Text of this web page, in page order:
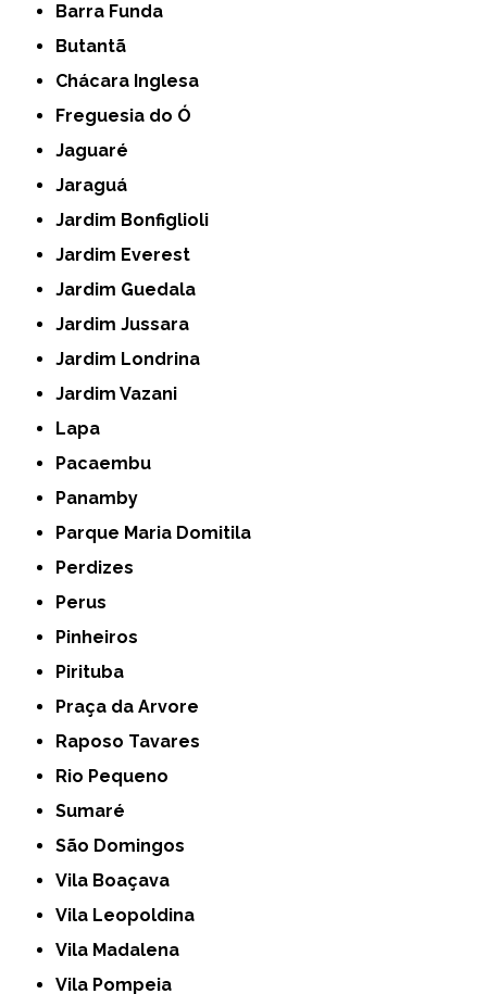
Barra Funda
Butantã
Chácara Inglesa
Freguesia do Ó
Jaguaré
Jaraguá
Jardim Bonfiglioli
Jardim Everest
Jardim Guedala
Jardim Jussara
Jardim Londrina
Jardim Vazani
Lapa
Pacaembu
Panamby
Parque Maria Domitila
Perdizes
Perus
Pinheiros
Pirituba
Praça da Arvore
Raposo Tavares
Rio Pequeno
Sumaré
São Domingos
Vila Boaçava
Vila Leopoldina
Vila Madalena
Vila Pompeia